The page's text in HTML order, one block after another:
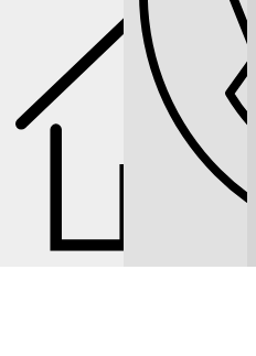
СЕРВИС NISSAN СЕРВИС PATROL
© 2025 YUNION MOTORS, OOO